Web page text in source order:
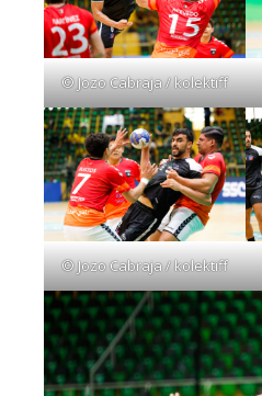
© Jozo Cabraja / kolektiff
© Jozo Cabraja / kolektiff